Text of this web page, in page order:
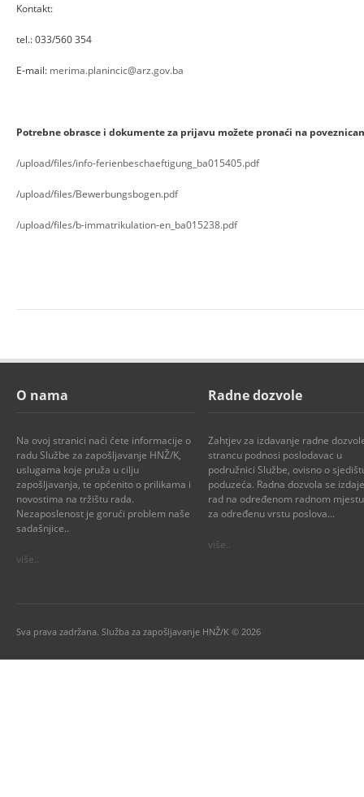
Kontakt:
tel.: 033/560 354
E-mail: merima.planincic@arz.gov.ba
Potrebne obrasce i dokumente za prijavu možete pronaći na
/upload/files/info-ferienbeschaeftigung_ba015405.pdf
/upload/files/Bewerbungsbogen.pdf
/upload/files/b-immatrikulation-en_ba015238.pdf
O nama
Na ovoj stranici naći ćete informacije o
radu Službe za zapošljavanje HNŽ/K,
uslugama koje pruža u cilju
zapošljavanja, te općenito o prilikama i
novostima na tržištu rada.
Nezaposlenost je gorući problem naše
sadašnjice..
više..
Radne dozvole
Zahtjev za izdavanje radne
strancu podnosi poslodavac u
podružnici Službe, ovisno o
poduzeća. Radna dozvola se
rad na određenom radnom
za određenu vrstu poslova...
više..
Sva prava zadržana. Služba za zapošljavanje HNŽ/K © 2026